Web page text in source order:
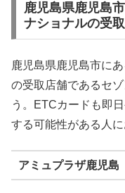
鹿児島県鹿児島
ナショナルの受
鹿児島県鹿児島市に
の受取店舗であるセ
う。ETCカードも即
する可能性がある人に
アミュプラザ鹿児島